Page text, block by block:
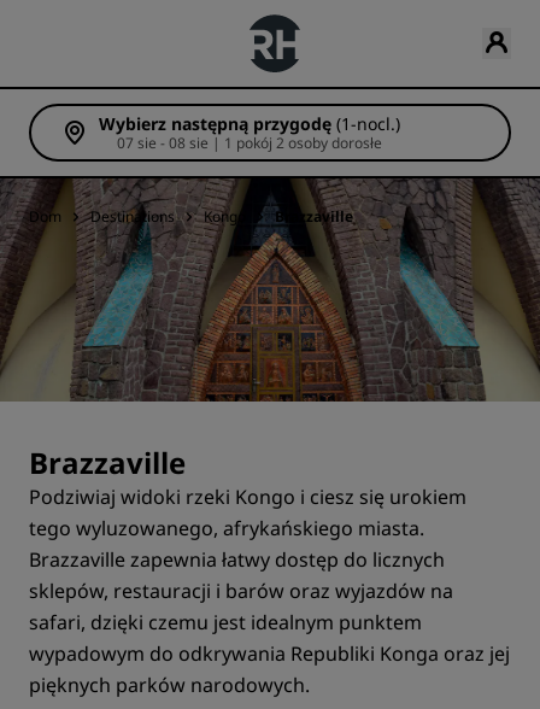
Wybierz następną przygodę (1-nocl.)
07 sie - 08 sie | 1 pokój 2 osoby dorosłe
Dom Destinations Kongo Brazzaville
Brazzaville
Podziwiaj widoki rzeki Kongo i ciesz się urokiem
tego wyluzowanego, afrykańskiego miasta.
Brazzaville zapewnia łatwy dostęp do licznych
sklepów, restauracji i barów oraz wyjazdów na
safari, dzięki czemu jest idealnym punktem
wypadowym do odkrywania Republiki Konga oraz jej
pięknych parków narodowych.